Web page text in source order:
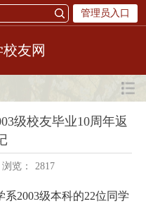
管理员入口
校友网
级校友毕业10周年返
浏览： 2817
系2003级本科的22位同学